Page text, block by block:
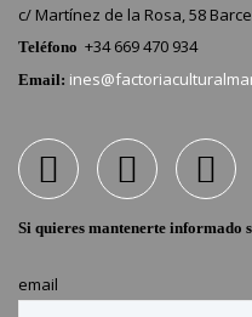
c/ Martínez de la Rosa, 58
Teléfono +34 669 470 934
Email:
Si quieres mantenerte informado
email